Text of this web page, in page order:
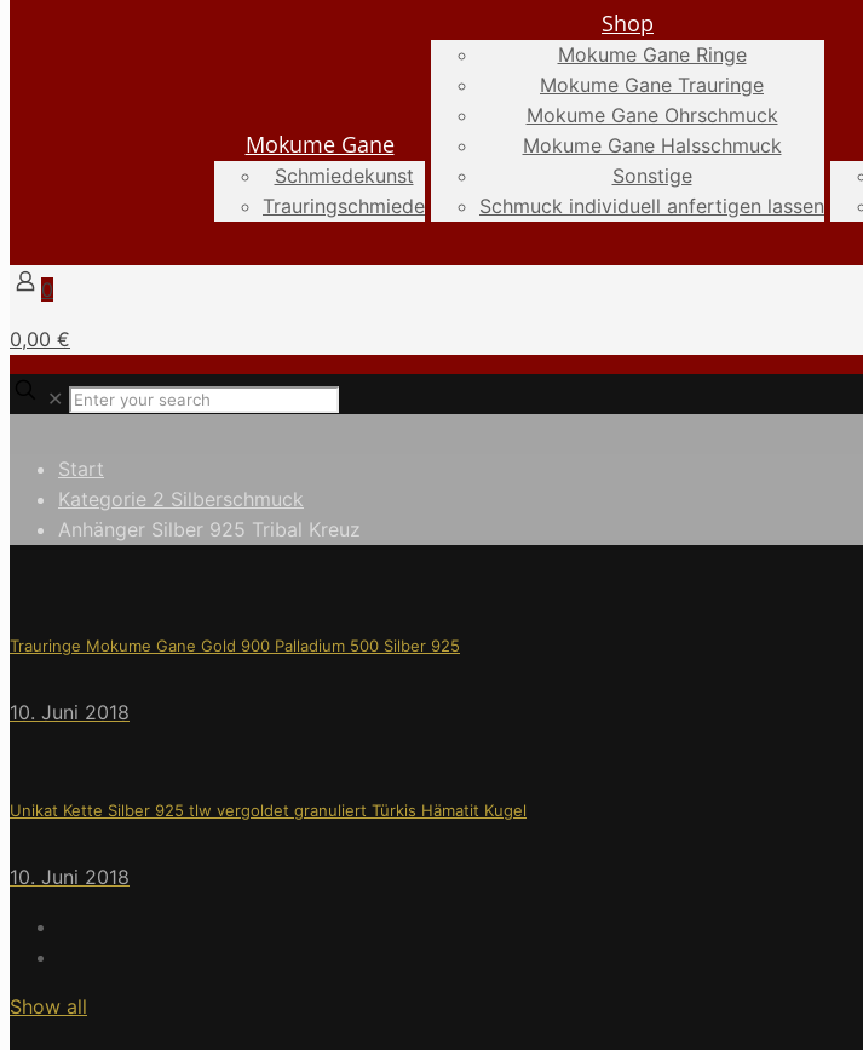
Mokume Gane
Schmiedekunst
Trauringschmiede
Shop
Mokume Gane Ringe
Mokume Gane Trauringe
Mokume Gane Ohrschmuck
Mokume Gane Halsschmuck
Sonstige
Schmuck individuell anfertigen lassen
0
0,00 €
✕
Start
Kategorie 2 Silberschmuck
Anhänger Silber 925 Tribal Kreuz
Trauringe Mokume Gane Gold 900 Palladium 500 Silber 925
10. Juni 2018
Unikat Kette Silber 925 tlw vergoldet granuliert Türkis Hämatit Kugel
10. Juni 2018
Show all